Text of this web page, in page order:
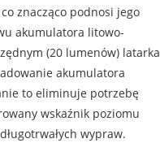
znacząco podnosi jego
akumulatora litowo-
(20 lumenów) latarka
akumulatora
to eliminuje potrzebę
wskaźnik poziomu
wypraw.